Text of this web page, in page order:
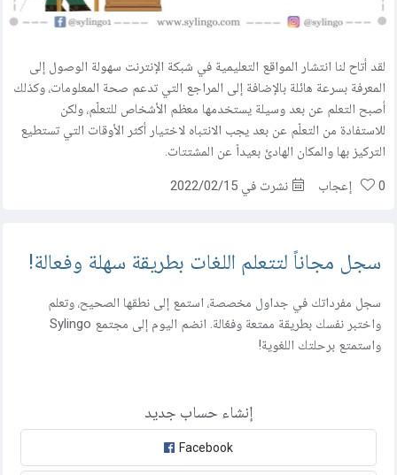
لقد أتاح لنا انتشار المواقع التعليمية في شبكة الإنترنت سهولة الوصول إلى
المعرفة بسرعة هائلة بالإضافة إلى المراجع التي تدعم صحة المعلومات، وكذلك
أصبح التعلم عن بعد وسيلة يستخدمها معظم الأشخاص للتعلّم، ولكن
للاستفادة من التعلّم عن بعد يجب الانتباه لاختيار أكثر الأوقات التي تستطيع
التركيز بها والمكان الهادئ بعيداً عن المشتتات.
0 إعجاب نشرت في 2022/02/15
سجل مجاناً لتتعلم اللغات بطريقة سهلة وفعالة!
سجل مفرداتك في جداول مخصصة، استمع إلى نطقها الصحيح، وتعلم
واختبر نفسك بطريقة ممتعة وفعّالة. انضم اليوم إلى مجتمع Sylingo
واستمتع برحلتك اللغوية!
إنشاء حساب جديد
Facebook